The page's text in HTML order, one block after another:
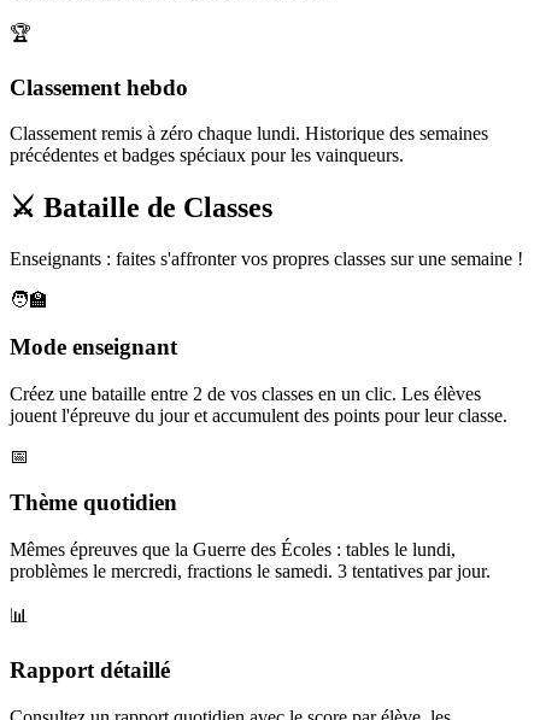
🏆
Classement hebdo
Classement remis à zéro chaque lundi. Historique des semaines
précédentes et badges spéciaux pour les vainqueurs.
⚔️ Bataille de Classes
Enseignants : faites s'affronter vos propres classes sur une semaine !
🧑‍🏫
Mode enseignant
Créez une bataille entre 2 de vos classes en un clic. Les élèves
jouent l'épreuve du jour et accumulent des points pour leur classe.
📅
Thème quotidien
Mêmes épreuves que la Guerre des Écoles : tables le lundi,
problèmes le mercredi, fractions le samedi. 3 tentatives par jour.
📊
Rapport détaillé